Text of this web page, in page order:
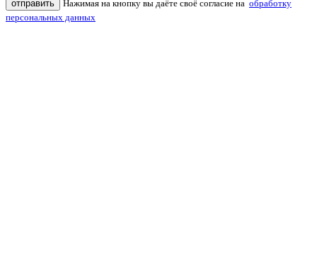
отправить Нажимая на кнопку вы даёте своё согласие на обработку
персональных данных